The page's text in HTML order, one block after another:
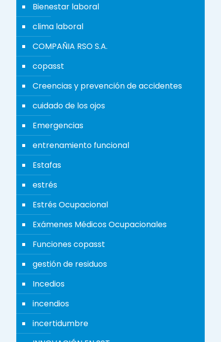
Bienestar laboral
clima laboral
COMPAÑIA RSO S.A.
copasst
Creencias y prevención de accidentes
cuidado de los ojos
Emergencias
entrenamiento funcional
Estafas
estrés
Estrés Ocupacional
Exámenes Médicos Ocupacionales
Funciones copasst
gestión de residuos
Incedios
incendios
incertidumbre